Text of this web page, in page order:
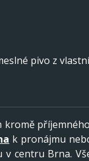
pivo z
kromě příjemného
k pronájmu
centru Brna.